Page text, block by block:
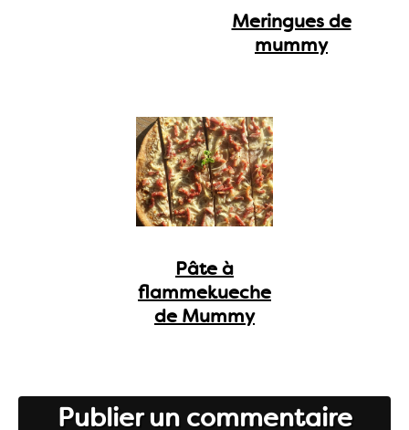
Meringues de
mummy
Pâte à
flammekueche
de Mummy
Publier un commentaire